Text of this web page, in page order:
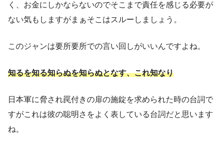
く、お金にしかならないのでそこまで責任を感じる必要が
ない気もしますがまぁそこはスルーしましょう。
このジャンは要所要所での言い回しがいいんですよね。
知るを知る知らぬを知らぬとなす、これ知なり
日本軍に脅され罠付きの扉の施錠を求められた時の台詞で
すがこれは彼の聡明さをよく表している台詞だと思います
ね。